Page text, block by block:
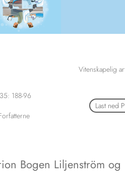
KONTAKT
OM OSS
CONTENT IN ENGLISH
Publication and media plan
The editorial board
About us
Vitenskapelig
188-96
Last ned
Bogen Liljenström og